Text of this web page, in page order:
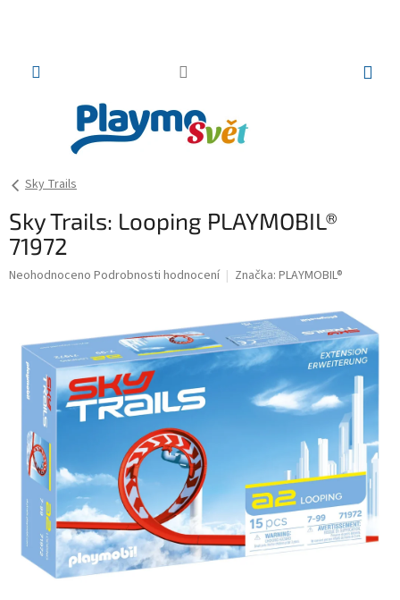
Sky Trails
Sky Trails: Looping PLAYMOBIL®
71972
Průměrné
0,0
hvězdiček.
Neohodnoceno Podrobnosti hodnocení Značka: PLAYMOBIL®